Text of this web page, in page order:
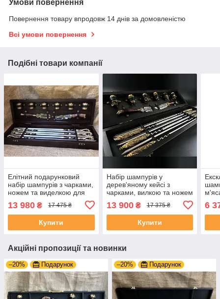
Умови повернення
Повернення товару впродовж 14 днів за домовленістю
Всі умови повернення
Подібні товари компанії
Елітний подарунковий
набір шампурів з чарками,
ножем та виделкою для
подарунок чоловікові на
ювілей
13 980 ₴ 17 475 ₴
Купити
Набір шампурів у
дерев'яному кейсі з
чарками, вилкою та ножем
14 предметів "Мисливець"
на подарунок директору
13 900₴ 17 375 ₴
Купити
6
Акційні пропозиції та новинки
–20% Подарунок –20% Подарунок